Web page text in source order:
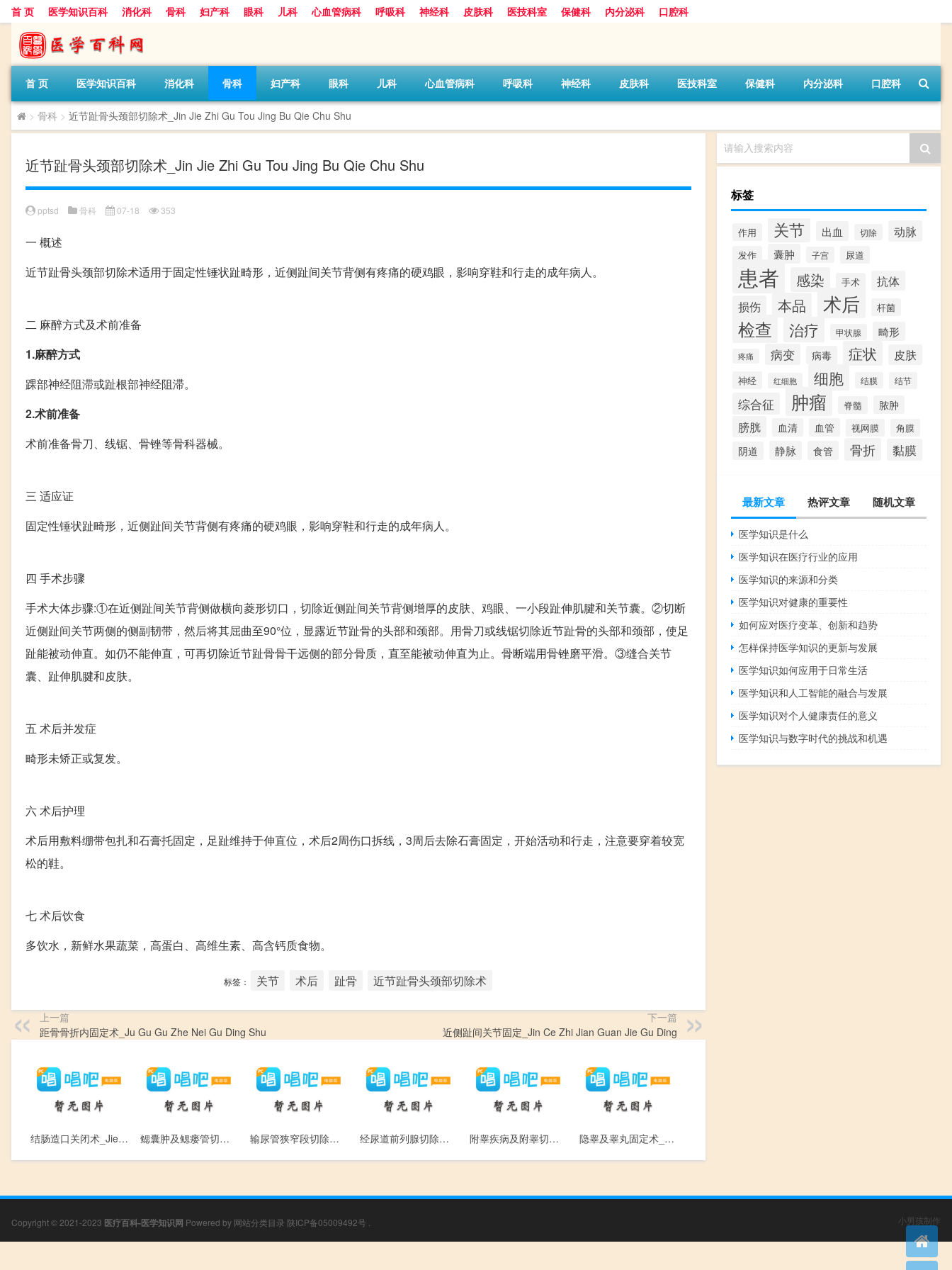
首 页 医学知识百科 消化科 骨科 妇产科 眼科 儿科 心血管病科 呼吸科 神经科 皮肤科 医技科室 保健科 内分泌科 口腔科
首 页 医学知识百科 消化科 骨科 妇产科 眼科 儿科 心血管病科 呼吸科 神经科 皮肤科 医技科室 保健科 内分泌科 口腔科
> 骨科 > 近节趾骨头颈部切除术_Jin Jie Zhi Gu Tou Jing Bu Qie Chu Shu
近节趾骨头颈部切除术_Jin Jie Zhi Gu Tou Jing Bu Qie Chu Shu
pptsd 骨科 07-18 353
一 概述
近节趾骨头颈部切除术适用于固定性锤状趾畸形，近侧趾间关节背侧有疼痛的硬鸡眼，影响穿鞋和行走的成年病人。
二 麻醉方式及术前准备
1.麻醉方式
踝部神经阻滞或趾根部神经阻滞。
2.术前准备
术前准备骨刀、线锯、骨锉等骨科器械。
三 适应证
固定性锤状趾畸形，近侧趾间关节背侧有疼痛的硬鸡眼，影响穿鞋和行走的成年病人。
四 手术步骤
手术大体步骤:①在近侧趾间关节背侧做横向菱形切口，切除近侧趾间关节背侧增厚的皮肤、鸡眼、一小段趾伸肌腱和关节囊。②切断
近侧趾间关节两侧的侧副韧带，然后将其屈曲至90°位，显露近节趾骨的头部和颈部。用骨刀或线锯切除近节趾骨的头部和颈部，使足
趾能被动伸直。如仍不能伸直，可再切除近节趾骨骨干远侧的部分骨质，直至能被动伸直为止。骨断端用骨锉磨平滑。③缝合关节
囊、趾伸肌腱和皮肤。
五 术后并发症
畸形未矫正或复发。
六术后护理
术后用敷料绷带包扎和石膏托固定，足趾维持于伸直位，术后2周伤口拆线，3周后去除石膏固定，开始活动和行走，注意要穿着较宽
松的鞋。
七术后饮食
多饮水，新鲜水果蔬菜，高蛋白、高维生素、高含钙质食物。
标签： 关节 术后 趾骨 近节趾骨头颈部切除术
上一篇
距骨骨折内固定术_Ju Gu Gu Zhe Nei Gu Ding Shu
下一篇
近侧趾间关节固定_Jin Ce Zhi Jian Guan Jie Gu Ding
结肠造口关闭术_Jie Chang Zao Kou Guan Bi Shu 鳃囊肿及鳃瘘管切除术_Sai Nang Zhong Ji Sai Lou Guan Qie Chu Shu 输尿管狭窄段切除与膀胱吻合术_Shu Niao Guan Xia Zhai Duan Qie Chu Yu Bang Guang Wen He Shu 经尿道前列腺切除术_Jing Niao Dao Qian Lie Xian Qie Chu Shu 附睾疾病及附睾切除术_Fu Gao Ji Bing Ji Fu Gao Qie Chu Shu 隐睾及睾丸固定术_Yin Gao Ji Gao Wan Gu Ding Shu
请输入搜索内容
标签
作用 关节 出血 切除 动脉
发作 囊肿 子宫 尿道
患者 感染 手术 抗体
损伤 本品 术后 杆菌
检查 治疗 甲状腺 畸形
疼痛 病变 病毒 症状 皮肤
神经 红细胞 细胞 结膜 结节
综合征 肿瘤 脊髓 脓肿
膀胱 血清 血管 视网膜 角膜
阴道 静脉 食管 骨折 黏膜
最新文章 热评文章 随机文章
医学知识是什么
医学知识在医疗行业的应用
医学知识的来源和分类
医学知识对健康的重要性
如何应对医疗变革、创新和趋势
怎样保持医学知识的更新与发展
医学知识如何应用于日常生活
医学知识和人工智能的融合与发展
医学知识对个人健康责任的意义
医学知识与数字时代的挑战和机遇
Copyright © 2021-2023 医疗百科-医学知识网 Powered by 网站分类目录 陕ICP备05009492号 小男孩制作